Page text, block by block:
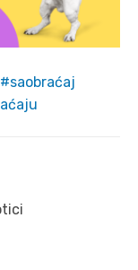
saobraćaj